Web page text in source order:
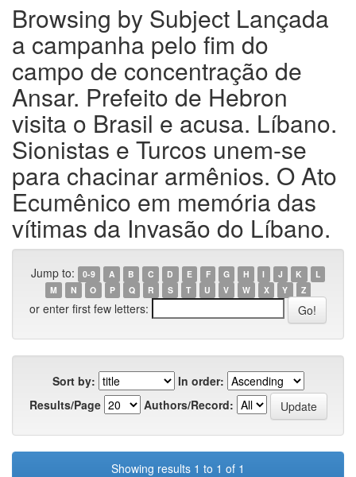
Browsing by Subject Lançada
a campanha pelo fim do
campo de concentração de
Ansar. Prefeito de Hebron
visita o Brasil e acusa. Líbano.
Sionistas e Turcos unem-se
para chacinar armênios. O Ato
Ecumênico em memória das
vítimas da Invasão do Líbano.
Jump to: 0-9 A B C D E F G H I J K
L
M
N O P Q R S T U V W X Y Z
or enter first few letters:
Sort by:
In order:
Results/Page
Authors/Record:
Showing results 1 to 1 of 1